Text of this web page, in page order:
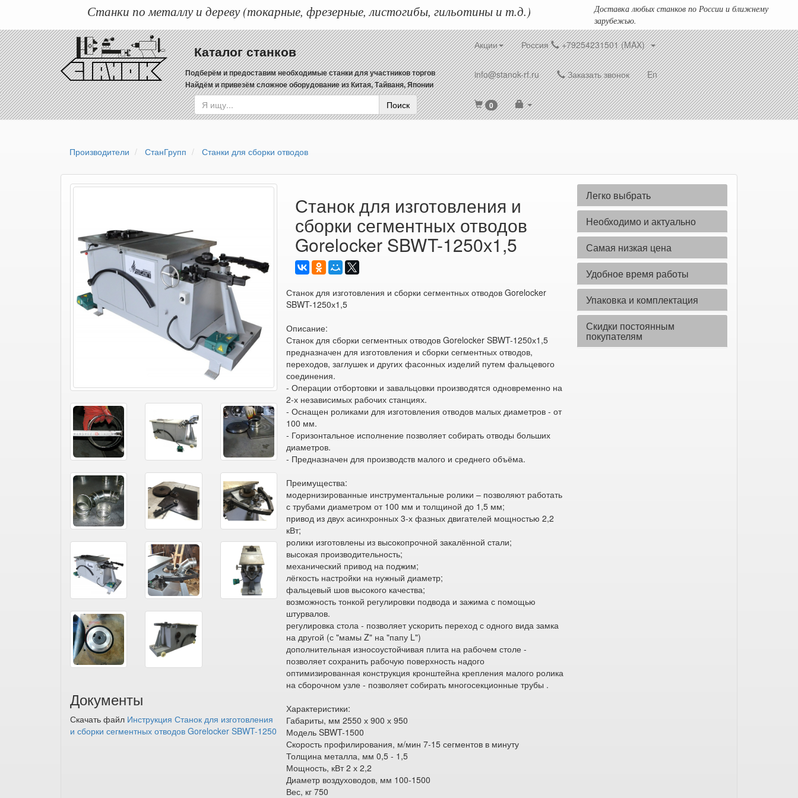
Станки по металлу и дереву (токарные, фрезерные, листогибы, гильотины и т.д.)
Доставка любых станков по России и ближнему
зарубежью.
Каталог станков
Подберём и предоставим необходимые станки для участников торгов
Найдём и привезём сложное оборудование из Китая, Тайваня, Японии
Поиск
Акции Россия +79254231501 (MAX)
info@stanok-rf.ru Заказать звонок En
0
Производители СтанГрупп Станки для сборки отводов
Документы
Скачать файл Инструкция Станок для изготовления
и сборки сегментных отводов Gorelocker SBWT-1250
Станок для изготовления и
сборки сегментных отводов
Gorelocker SBWT-1250х1,5
Станок для изготовления и сборки сегментных отводов Gorelocker
SBWT-1250х1,5
Описание:
Станок для сборки сегментных отводов Gorelocker SBWT-1250х1,5
предназначен для изготовления и сборки сегментных отводов,
переходов, заглушек и других фасонных изделий путем фальцевого
соединения.
- Операции отбортовки и завальцовки производятся одновременно на
2-х независимых рабочих станциях.
- Оснащен роликами для изготовления отводов малых диаметров - от
100 мм.
- Горизонтальное исполнение позволяет собирать отводы больших
диаметров.
- Предназначен для производств малого и среднего объёма.
Преимущества:
модернизированные инструментальные ролики – позволяют работать
с трубами диаметром от 100 мм и толщиной до 1,5 мм;
привод из двух асинхронных 3-х фазных двигателей мощностью 2,2
кВт;
ролики изготовлены из высокопрочной закалённой стали;
высокая производительность;
механический привод на поджим;
лёгкость настройки на нужный диаметр;
фальцевый шов высокого качества;
возможность тонкой регулировки подвода и зажима с помощью
штурвалов.
регулировка стола - позволяет ускорить переход с одного вида замка
на другой (с "мамы Z" на "папу L")
дополнительная износоустойчивая плита на рабочем столе -
позволяет сохранить рабочую поверхность надого
оптимизированная конструкция кронштейна крепления малого ролика
на сборочном узле - позволяет собирать многосекционные трубы .
Характеристики:
Габариты, мм 2550 х 900 х 950
Модель SBWT-1500
Скорость профилирования, м/мин 7-15 сегментов в минуту
Толщина металла, мм 0,5 - 1,5
Мощность, кВт 2 х 2,2
Диаметр воздуховодов, мм 100-1500
Вес, кг 750
Легко выбрать
Необходимо и актуально
Самая низкая цена
Удобное время работы
Упаковка и комплектация
Скидки постоянным
покупателям